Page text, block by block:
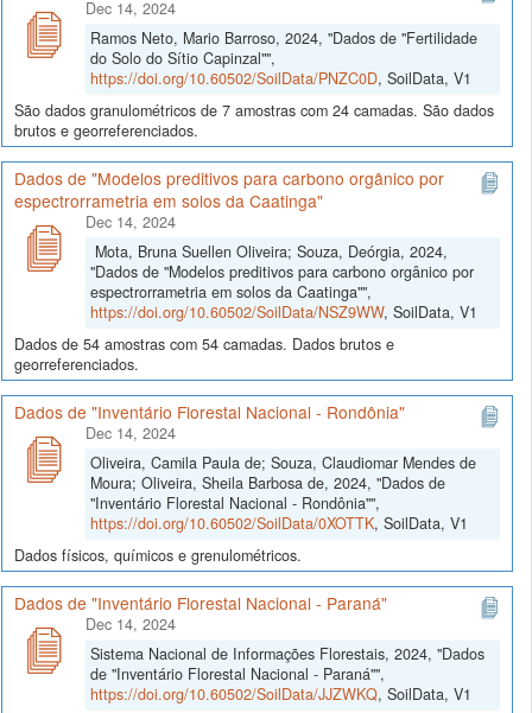
Dec 14, 2024
Ramos Neto, Mario Barroso, 2024, "Dados de "Fertilidade
do Solo do Sítio Capinzal"",
https://doi.org/10.60502/SoilData/PNZC0D, SoilData, V1
São dados granulométricos de 7 amostras com 24 camadas. São dados
brutos e georreferenciados.
Dados de "Modelos preditivos para carbono orgânico por
espectrorrametria em solos da Caatinga"
Dec 14, 2024
Mota, Bruna Suellen Oliveira; Souza, Deórgia, 2024,
"Dados de "Modelos preditivos para carbono orgânico por
espectrorrametria em solos da Caatinga"",
https://doi.org/10.60502/SoilData/NSZ9WW, SoilData, V1
Dados de 54 amostras com 54 camadas. Dados brutos e
georreferenciados.
Dados de "Inventário Florestal Nacional - Rondônia"
Dec 14, 2024
Oliveira, Camila Paula de; Souza, Claudiomar Mendes de
Moura; Oliveira, Sheila Barbosa de, 2024, "Dados de
"Inventário Florestal Nacional - Rondônia"",
https://doi.org/10.60502/SoilData/0XOTTK, SoilData, V1
Dados físicos, químicos e grenulométricos.
Dados de "Inventário Florestal Nacional - Paraná"
Dec 14, 2024
Sistema Nacional de Informações Florestais, 2024, "Dados
de "Inventário Florestal Nacional - Paraná"",
https://doi.org/10.60502/SoilData/JJZWKQ, SoilData, V1